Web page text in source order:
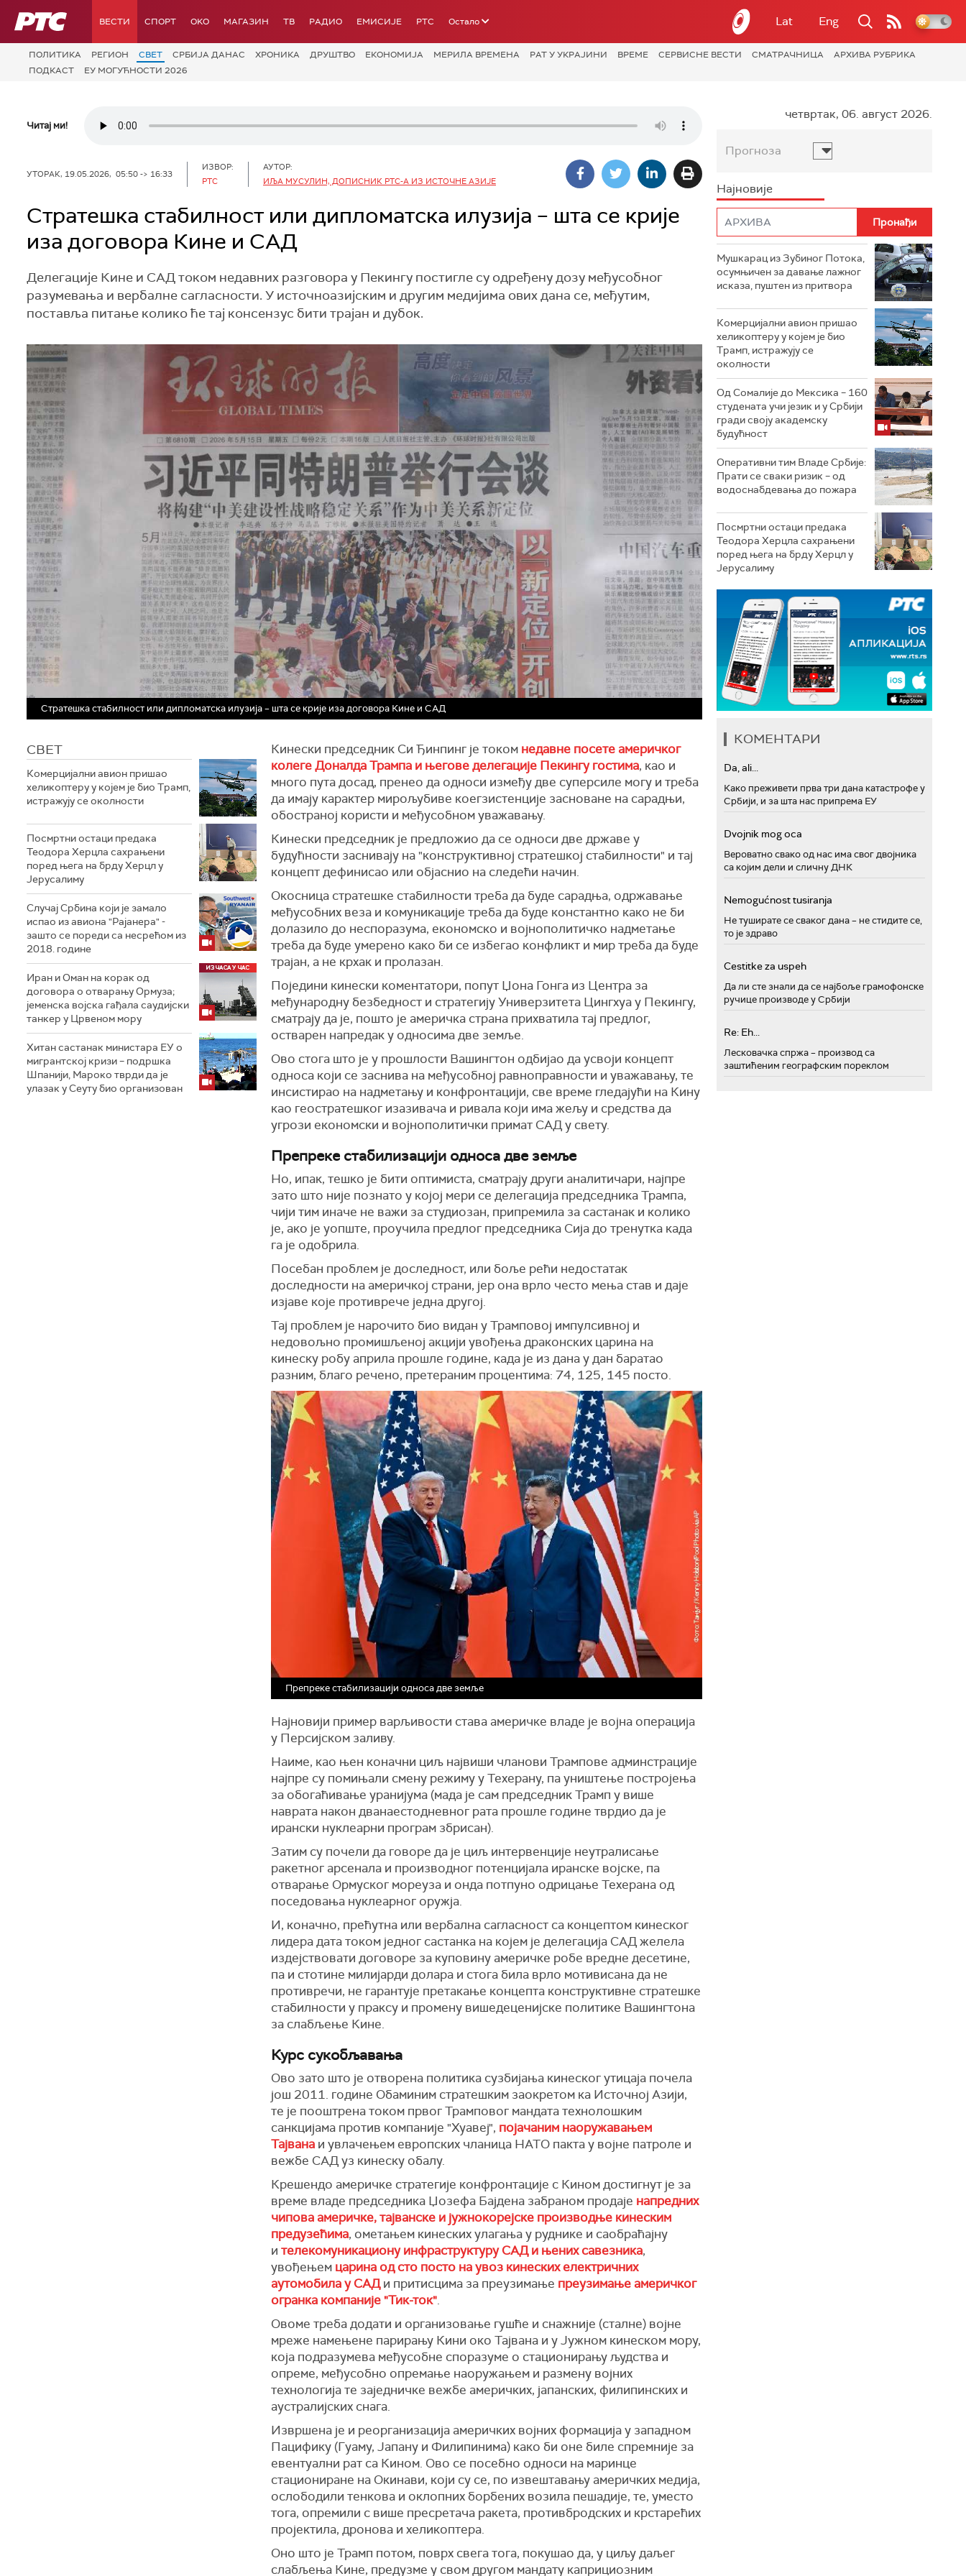
РТС ВЕСТИ СПОРТ OKO МАГАЗИН ТВ РАДИО ЕМИСИЈЕ РТС Остало Lat Eng
ПОЛИТИКА РЕГИОН СВЕТ СРБИЈА ДАНАС ХРОНИКА ДРУШТВО ЕКОНОМИЈА МЕРИЛА ВРЕМЕНА РАТ У УКРАЈИНИ ВРЕМЕ СЕРВИСНЕ ВЕСТИ СМАТРАЧНИЦА
АРХИВА РУБРИКА
ПОДКАСТ
ЕУ МОГУЋНОСТИ 2026
Читај ми!
УТОРАК, 19.05.2026, 05:50 -> 16:33
ИЗВОР:
РТС
АУТОР:
ИЉА МУСУЛИН, ДОПИСНИК РТС-А ИЗ ИСТОЧНЕ АЗИЈЕ
Стратешка стабилност или дипломатска илузија – шта се крије
иза договора Кине и САД
Делегације Кине и САД током недавних разговора у Пекингу постигле су одређену дозу међусобног
разумевања и вербалне сагласности. У источноазијским и другим медијима ових дана се, међутим,
поставља питање колико ће тај консензус бити трајан и дубок.
Стратешка стабилност или дипломатска илузија – шта се крије иза договора Кине и САД
СВЕТ
Комерцијални авион пришао
хеликоптеру у којем је био Трамп,
истражују се околности
Посмртни остаци предака
Теодора Херцла сахрањени
поред њега на брду Херцл у
Јерусалиму
Случај Србина који је замало
испао из авиона "Рајанера" -
зашто се пореди са несрећом из
2018. године
Иран и Оман на корак од
договора о отварању Ормуза;
jеменска војска гађала саудијски
танкер у Црвеном мору
Хитан састанак министара ЕУ о
мигрантској кризи – подршка
Шпанији, Мароко тврди да је
улазак у Сеуту био организован
Кинески председник Си Ђинпинг је током недавне посете америчког
колеге Доналда Трампа и његове делегације Пекингу гостима, као и
много пута досад, пренео да односи између две суперсиле могу и треба
да имају карактер мирољубиве коегзистенције засноване на сарадњи,
обостраној користи и међусобном уважавању.
Кинески председник је предложио да се односи две државе у
будућности заснивају на "конструктивној стратешкој стабилности" и тај
концепт дефинисао или објаснио на следећи начин.
Окосница стратешке стабилности треба да буде сарадња, одржавање
међусобних веза и комуникације треба да буде константно како не би
долазило до неспоразума, економско и војнополитичко надметање
треба да буде умерено како би се избегао конфликт и мир треба да буде
трајан, а не крхак и пролазан.
Поједини кинески коментатори, попут Џона Гонга из Центра за
међународну безбедност и стратегију Универзитета Цингхуа у Пекингу,
сматрају да је, пошто је америчка страна прихватила тај предлог,
остварен напредак у односима две земље.
Ово стога што је у прошлости Вашингтон одбијао да усвоји концепт
односа који се заснива на међусобној равноправности и уважавању, те
инсистирао на надметању и конфронтацији, све време гледајући на Кину
као геостратешког изазивача и ривала који има жељу и средства да
угрози економски и војнополитички примат САД у свету.
Препреке стабилизацији односа две земље
Но, ипак, тешко је бити оптимиста, сматрају други аналитичари, најпре
зато што није познато у којој мери се делегација председника Трампа,
чији тим иначе не важи за студиозан, припремила за састанак и колико
је, ако је уопште, проучила предлог председника Сија до тренутка када
га је одобрила.
Посебан проблем је доследност, или боље рећи недостатак
доследности на америчкој страни, јер она врло често мења став и даје
изјаве које противрече једна другој.
Тај проблем је нарочито био видан у Трамповој импулсивној и
недовољно промишљеној акцији увођења драконских царина на
кинеску робу априла прошле године, када је из дана у дан баратао
разним, благо речено, претераним процентима: 74, 125, 145 посто.
Препреке стабилизацији односа две земље
Најновији пример варљивости става америчке владе је војна операција
у Персијском заливу.
Наиме, као њен коначни циљ највиши чланови Трампове админстрације
најпре су помињали смену режиму у Техерану, па уништење постројења
за обогаћивање уранијума (мада је сам председник Трамп у више
наврата након дванаестодневног рата прошле године тврдио да је
ирански нуклеарни програм збрисан).
Затим су почели да говоре да је циљ интервенције неутралисање
ракетног арсенала и производног потенцијала иранске војске, па
отварање Ормуског мореуза и онда потпуно одрицање Техерана од
поседовања нуклеарног оружја.
И, коначно, прећутна или вербална сагласност са концептом кинеског
лидера дата током једног састанка на којем је делегација САД желела
издејствовати договоре за куповину америчке робе вредне десетине,
па и стотине милијарди долара и стога била врло мотивисана да не
противречи, не гарантује претакање концепта конструктивне стратешке
стабилности у праксу и промену вишедеценијске политике Вашингтона
за слабљење Кине.
Курс сукобљавања
Ово зато што је отворена политика сузбијања кинеског утицаја почела
још 2011. године Обаминим стратешким заокретом ка Источној Азији,
те је пооштрена током првог Трамповог мандата технолошким
санкцијама против компаније "Хуавеј", појачаним наоружавањем
Тајвана и увлачењем европских чланица НАТО пакта у војне патроле и
вежбе САД уз кинеску обалу.
Крешендо америчке стратегије конфронтације с Кином достигнут је за
време владе председника Џозефа Бајдена забраном продаје напредних
чипова америчке, тајванске и јужнокорејске производње кинеским
предузећима, ометањем кинеских улагања у руднике и саобраћајну
и телекомуникациону инфраструктуру САД и њених савезника,
увођењем царина од сто посто на увоз кинеских електричних
аутомобила у САДи притисцима за преузимање преузимање америчког
огранка компаније "Тик-ток".
Овоме треба додати и организовање гушће и снажније (сталне) војне
мреже намењене парирању Кини око Тајвана и у Јужном кинеском мору,
која подразумева међусобне споразуме о стационирању људства и
опреме, међусобно опремање наоружањем и размену војних
технологија те заједничке вежбе америчких, јапанских, филипинских и
аустралијских снага.
Извршена је и реорганизација америчких војних формација у западном
Пацифику (Гуаму, Јапану и Филипинима) како би оне биле спремније за
евентуални рат са Кином. Ово се посебно односи на маринце
стациониране на Окинави, који су се, по извештавању америчких медија,
ослободили тенкова и оклопних борбених возила пешадије, те, уместо
тога, опремили с више пресретача ракета, противбродских и крстарећих
пројектила, дронова и хеликоптера.
Оно што је Трамп потом, поврх свега тога, покушао да, у циљу даљег
слабљења Кине, предузме у свом другом мандату каприциозним
четвртак, 06. август 2026.
Прогноза
Најновије
Мушкарац из Зубиног Потока,
осумњичен за давање лажног
исказа, пуштен из притвора
Комерцијални авион пришао
хеликоптеру у којем је био
Трамп, истражују се
околности
Од Сомалије до Мексика – 160
студената учи језик и у Србији
гради своју академску
будућност
Оперативни тим Владе Србије:
Прати се сваки ризик – од
водоснабдевања до пожара
Посмртни остаци предака
Теодора Херцла сахрањени
поред њега на брду Херцл у
Јерусалиму
КОМЕНТАРИ
Da, ali...
Како преживети прва три дана катастрофе у
Србији, и за шта нас припрема ЕУ
Dvojnik mog oca
Вероватно свако од нас има свог двојника
са којим дели и сличну ДНК
Nemogućnost tusiranja
Не туширате се сваког дана – не стидите се,
то је здраво
Cestitke za uspeh
Да ли сте знали да се најбоље грамофонске
ручице производе у Србији
Re: Eh...
Лесковачка спржа – производ са
заштићеним географским пореклом